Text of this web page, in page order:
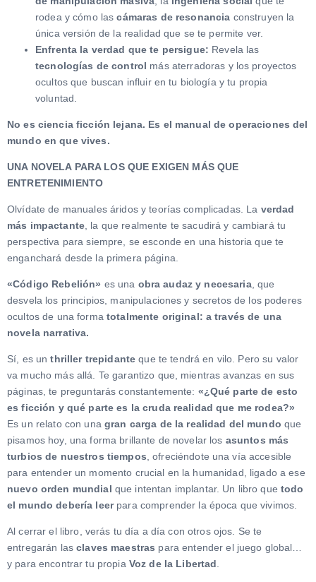
rodea y cómo lascámaras de resonancia construyen la
única versión de la realidad que se te permite ver.
Enfrenta la verdad que te persigue: Revela las
tecnologías de control más aterradoras y los proyectos
ocultos que buscan influir en tu biología y tu propia
voluntad.
No es ciencia ficción lejana. Es el manual de operaciones del
mundo en que vives.
UNA NOVELA PARA LOS QUE EXIGEN MÁS QUE
ENTRETENIMIENTO
Olvídate de manuales áridos y teorías complicadas. La verdad
más impactante, la que realmente te sacudirá y cambiará tu
perspectiva para siempre, se esconde en una historia que te
enganchará desde la primera página.
«Código Rebelión» es una obra audaz y necesaria, que
desvela los principios, manipulaciones y secretos de los poderes
ocultos de una forma totalmente original: a través de una
novela narrativa.
Sí, es unthriller trepidante que te tendrá en vilo. Pero su valor
va mucho más allá. Te garantizo que, mientras avanzas en sus
páginas, te preguntarás constantemente: «¿Qué parte de esto
es ficción y qué parte es la cruda realidad que me rodea?»
Es un relato con una gran carga de la realidad del mundo que
pisamos hoy, una forma brillante de novelar los asuntos más
turbios de nuestros tiempos , ofreciéndote una vía accesible
para entender un momento crucial en la humanidad, ligado a ese
nuevo orden mundial que intentan implantar. Un libro quetodo
el mundo debería leerpara comprender la época que vivimos.
Al cerrar el libro, verás tu día a día con otros ojos. Se te
entregarán lasclaves maestras para entender el juego global…
y para encontrar tu propia Voz de la Libertad